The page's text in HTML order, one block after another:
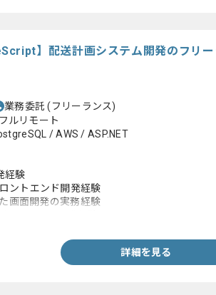
】配送計画システム開発のフリ
業務委託(フリーランス)
ルリモート
/ AWS / ASP.NET
経験
ントエンド開発経験
画面開発の実務経験
詳細を見る